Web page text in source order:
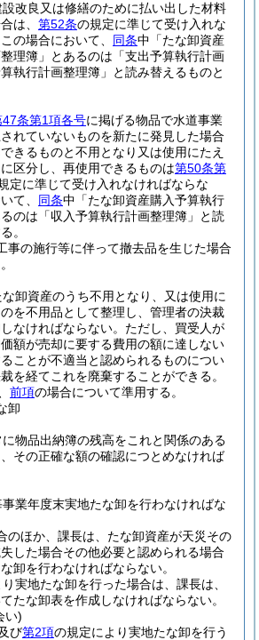
改良又は修繕のために払い出した材料
は、 第52条の規定に準じて受け入れな
この場合において、 同条中「たな卸資産
理簿」とあるのは「支出予算執行計画
執行計画整理簿」と読み替えるものと
47条第1項各号に掲げる物品で水道事業
れていないものを新たに発見した場合
きるものと不用となり又は使用にたえ
区分し、再使用できるものは第50条第
定に準じて受け入れなければならな
て、 同条中「たな卸資産購入予算執行
のは「収入予算執行計画整理簿」と読
。
事の施行等に伴って撤去品を生じた場合
卸資産のうち不用となり、又は使用に
を不用品として整理し、管理者の決裁
なければならない。 ただし、買受人が
額が売却に要する費用の額に達しない
ことが不適当と認められるものについ
を経てこれを廃棄することができる。
前項の場合について準用する。
卸
物品出納簿の残高をこれと関係のある
その正確な額の確認につとめなければ
業年度末実地たな卸を行わなければな
のほか、課長は、たな卸資産が天災その
した場合その他必要と認められる場合
卸を行わなければならない。
実地たな卸を行った場合は、課長は、
たな卸表を作成しなければならない。
い)
び第2項の規定により実地たな卸を行う